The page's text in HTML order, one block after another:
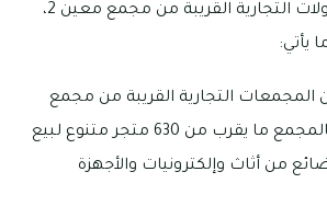
تنتشر الكثير من المولات التجارية القريبة من مجمع معين 2،
يأتي:
المجمعات التجارية القريبة من مجمع
معين 2، ويوجد بالمجمع ما يقرب من 630 متجر متنوع لبيع
من أثاث وإلكترونيات والأجهزة